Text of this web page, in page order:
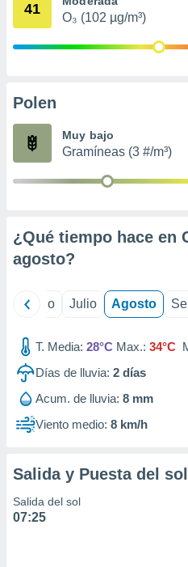
publicidad
de
1199
41
O₃ (102 µg/m³)
Polen
Muy bajo
Gramíneas (3 #/m³)
¿Qué tiempo hace en
agosto?
Junio Julio Agosto
T. Media: 28°C Max.: 34°C
Días de lluvia: 2 días
Acum. de lluvia: 8 mm
Viento medio: 8 km/h
Salida y Puesta del sol
Salida del sol
07:25